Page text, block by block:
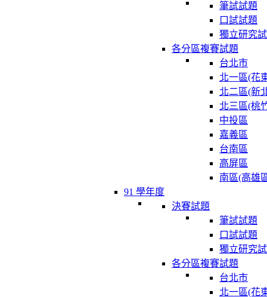
筆試試題
口試試題
獨立研究
各分區複賽試題
台北市
北一區(花
北二區(新
北三區(桃
中投區
嘉義區
台南區
高屏區
南區(高雄
91 學年度
決賽試題
筆試試題
口試試題
獨立研究
各分區複賽試題
台北市
北一區(花